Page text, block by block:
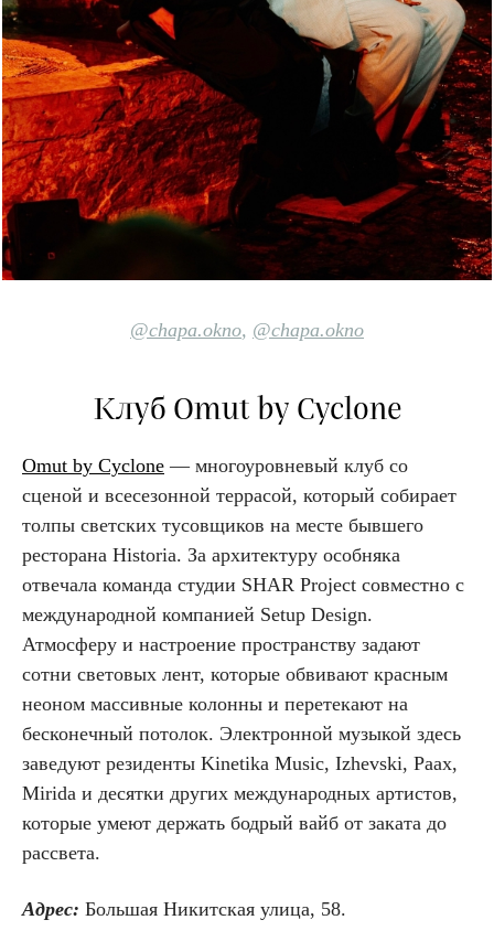
@chapa.okno, @chapa.okno
Клуб Omut by Cyclone
Omut by Cyclone — многоуровневый клуб со
сценой и всесезонной террасой, который собирает
толпы светских тусовщиков на месте бывшего
ресторана Historia. За архитектуру особняка
отвечала команда студии SHAR Project совместно с
международной компанией Setup Design.
Атмосферу и настроение пространству задают
сотни световых лент, которые обвивают красным
неоном массивные колонны и перетекают на
бесконечный потолок. Электронной музыкой здесь
заведуют резиденты Kinetika Music, Izhevski, Paax,
Mirida и десятки других международных артистов,
которые умеют держать бодрый вайб от заката до
рассвета.
Адрес: Большая Никитская улица, 58.